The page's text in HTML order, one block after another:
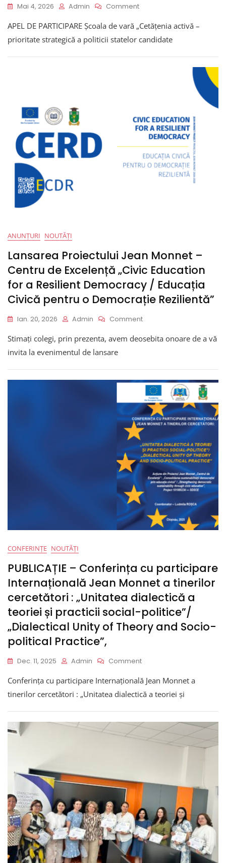
Mai 4, 2026 Admin CommentOn
DE
PARTICIPARE:
De
Strategică
A
Politicii
Statelor
Candidate
La
Integrare
APEL DE PARTICIPARE Școala de vară „Cetățenia activă –
prioritate strategică a politicii statelor candidate
ANUNȚURI NOUTĂȚI
Lansarea Proiectului Jean Monnet –
Centru de Excelență „Civic Education
for a Resilient Democracy / Educația
Civică pentru o Democrație Rezilientă”
Ian. 20, 2026 Admin CommentOn
Proiectului
–
Centru
De
Excelență
„Civic
Education
For
Resilient
Democracy
Educația
Civică
Pentru
O
Democrație
Rezilientă”
Stimați colegi, prin prezenta, avem deosebita onoare de a vă
invita la evenimentul de lansare
CONFERINȚE NOUTĂȚI
PUBLICAȚIE – Conferința cu participare
Internațională Jean Monnet a tinerilor
cercetători : „Unitatea dialectică a
teoriei și practicii social-politice”/
„Dialectical Unity of Theory and Socio-
political Practice”,
Dec. 11, 2025 Admin CommentOn
–
Conferința
Participare
Internațională
Jean
Monnet
:
„Unitatea
Dialectică
A
Teoriei
Și
Practicii
Social-
Conferința cu participare Internațională Jean Monnet a
tinerilor cercetători : „Unitatea dialectică a teoriei și